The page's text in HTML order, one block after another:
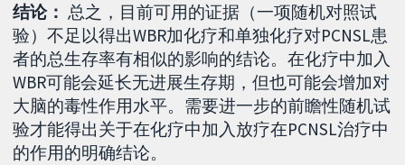
结论： 总之，目前可用的证据（一项随机对照试
验）不足以得出WBR加化疗和单独化疗对PCNSL患
者的总生存率有相似的影响的结论。在化疗中加入
WBR可能会延长无进展生存期，但也可能会增加对
大脑的毒性作用水平。需要进一步的前瞻性随机试
验才能得出关于在化疗中加入放疗在PCNSL治疗中
的作用的明确结论。